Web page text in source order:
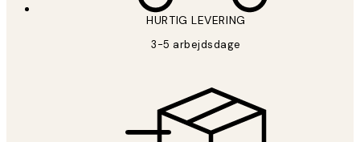
HURTIG LEVERING
3-5 arbejdsdage